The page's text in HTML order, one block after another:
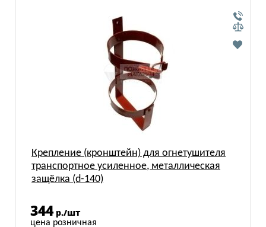
Крепление (кронштейн) для огнетушителя
транспортное усиленное, металлическая
защёлка (d-140)
344 р./шт